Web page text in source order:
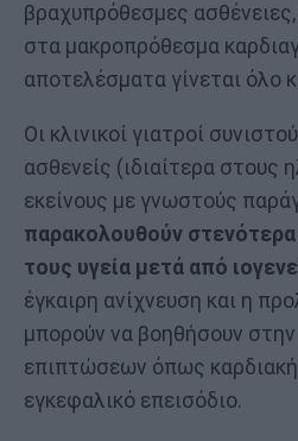
βραχυπρόθεσμες
στα μακροπρόθεσμα
αποτελέσματα γίνεται όλο
Οι κλινικοί γιατροί
ασθενείς (ιδιαίτερα στους
εκείνους με γνωστούς
παρακολουθούν στενότερα
τους υγεία μετά από
έγκαιρη ανίχνευση και η
μπορούν να βοηθήσουν
επιπτώσεων όπως
εγκεφαλικό επεισόδιο.